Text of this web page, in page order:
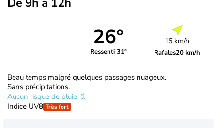
26°
Ressenti 31°
15 km/h
Rafales20 km/h
Beau temps malgré quelques passages nuageux.
Sans précipitations.
Aucun risque de pluie
Indice UV8 Très fort